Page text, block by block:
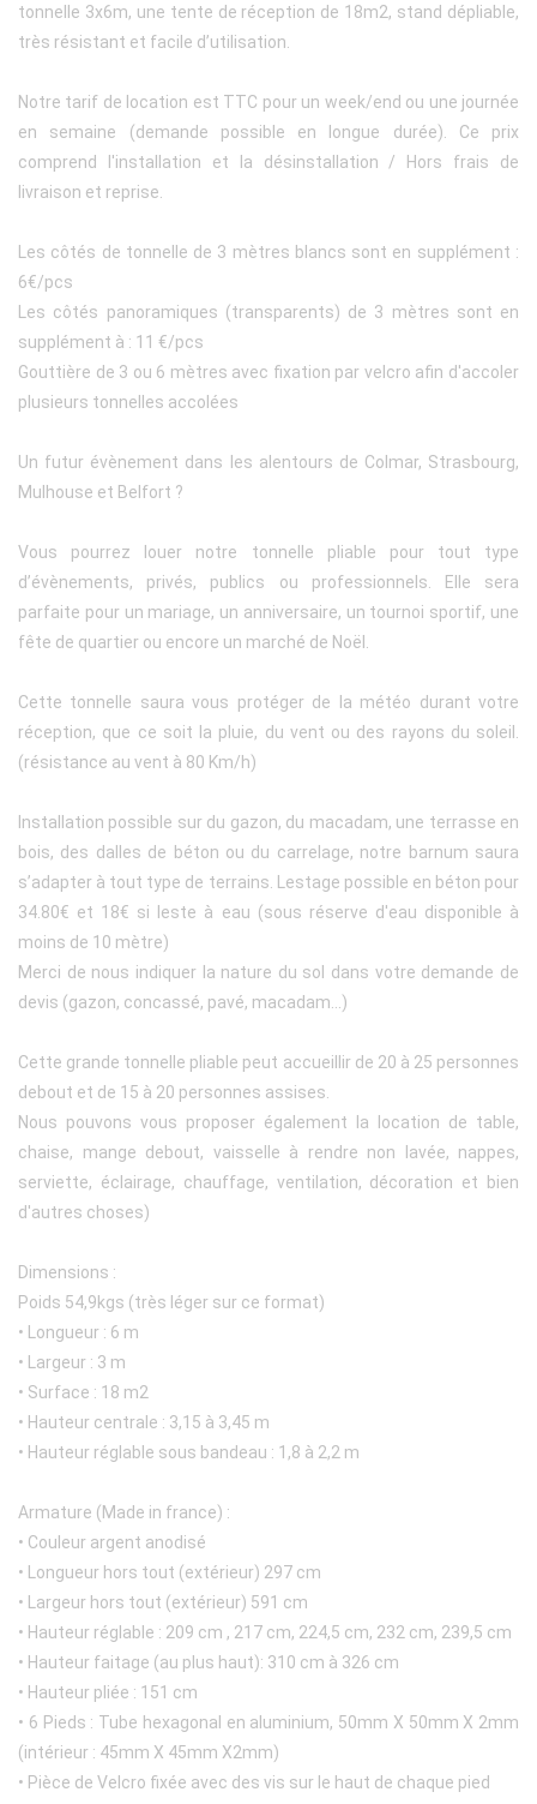
tonnelle 3x6m, une tente de réception de 18m2, stand dépliable,
très résistant et facile d’utilisation.
Notre tarif de location est TTC pour un week/end ou une journée
en semaine (demande possible en longue durée). Ce prix
comprend l'installation et la désinstallation / Hors frais de
livraison et reprise.
Les côtés de tonnelle de 3 mètres blancs sont en supplément :
6€/pcs
Les côtés panoramiques (transparents) de 3 mètres sont en
supplément à : 11 €/pcs
Gouttière de 3 ou 6 mètres avec fixation par velcro afin d'accoler
plusieurs tonnelles accolées
Un futur évènement dans les alentours de Colmar, Strasbourg,
Mulhouse et Belfort ?
Vous pourrez louer notre tonnelle pliable pour tout type
d’évènements, privés, publics ou professionnels. Elle sera
parfaite pour un mariage, un anniversaire, un tournoi sportif, une
fête de quartier ou encore un marché de Noël.
Cette tonnelle saura vous protéger de la météo durant votre
réception, que ce soit la pluie, du vent ou des rayons du soleil.
(résistance au vent à 80 Km/h)
Installation possible sur du gazon, du macadam, une terrasse en
bois, des dalles de béton ou du carrelage, notre barnum saura
s’adapter à tout type de terrains. Lestage possible en béton pour
34.80€ et 18€ si leste à eau (sous réserve d'eau disponible à
moins de 10 mètre)
Merci de nous indiquer la nature du sol dans votre demande de
devis (gazon, concassé, pavé, macadam...)
Cette grande tonnelle pliable peut accueillir de 20 à 25 personnes
debout et de 15 à 20 personnes assises.
Nous pouvons vous proposer également la location de table,
chaise, mange debout, vaisselle à rendre non lavée, nappes,
serviette, éclairage, chauffage, ventilation, décoration et bien
d'autres choses)
Dimensions :
Poids 54,9kgs (très léger sur ce format)
• Longueur : 6 m
• Largeur : 3 m
• Surface : 18 m2
• Hauteur centrale : 3,15 à 3,45 m
• Hauteur réglable sous bandeau : 1,8 à 2,2 m
Armature (Made in france) :
• Couleur argent anodisé
• Longueur hors tout (extérieur) 297 cm
• Largeur hors tout (extérieur) 591 cm
• Hauteur réglable : 209 cm , 217 cm, 224,5 cm, 232 cm, 239,5 cm
• Hauteur faitage (au plus haut): 310 cm à 326 cm
• Hauteur pliée : 151 cm
• 6 Pieds : Tube hexagonal en aluminium, 50mm X 50mm X 2mm
(intérieur : 45mm X 45mm X2mm)
• Pièce de Velcro fixée avec des vis sur le haut de chaque pied